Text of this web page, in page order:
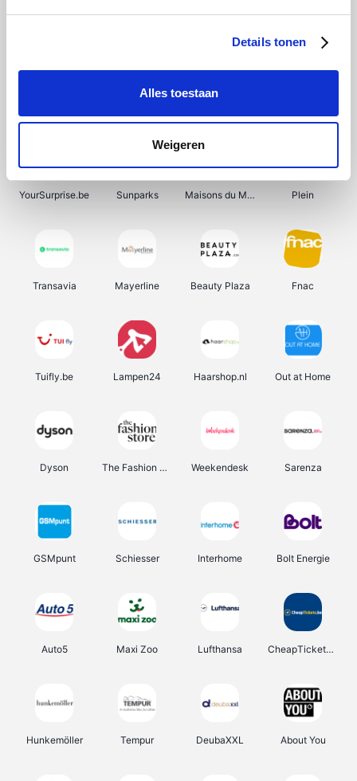
Details tonen
Alles toestaan
Weigeren
Shein Get Your Guide Bergfreunde Pazzox
YourSurprise.be Sunparks Maisons du Monde Plein
Transavia Mayerline Beauty Plaza Fnac
Tuifly.be Lampen24 Haarshop.nl Out at Home
Dyson The Fashion Store Weekendesk Sarenza
GSMpunt Schiesser Interhome Bolt Energie
Auto5 Maxi Zoo Lufthansa CheapTickets.be
Hunkemöller Tempur DeubaXXL About You